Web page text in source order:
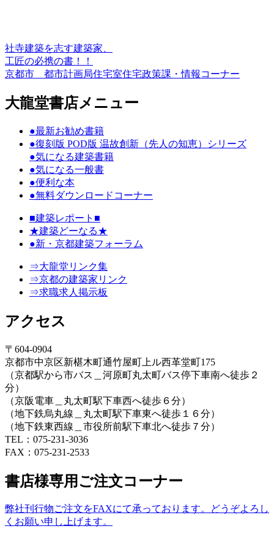
社寺建築を志す建築家、
工匠の必携の書！！
京都市 都市計画局住宅室住宅政策課・情報コーナー
大龍堂書店メニュー
●最新お勧め書籍
●復刻版 POD版 温故創新（先人の知恵）シリーズ
●気になる建築書籍
●気になる一般書
●便利な本
●無料ダウンロードコーナー
■建築レポート■
★建築どーなる★
●新・京都建築フォーラム
⇒大龍堂リンク集
⇒京都の建築家リンク
⇒求職求人掲示板
アクセス
〒604-0904
京都市中京区新椹木町通竹屋町上ル西革堂町175
（京都駅から市バス＿河原町丸太町バス停下車南へ徒歩２
分）
（京阪電車＿丸太町駅下車西へ徒歩６分）
（地下鉄烏丸線＿丸太町駅下車東へ徒歩１６分）
（地下鉄東西線＿市役所前駅下車北へ徒歩７分）
TEL：075-231-3036
FAX：075-231-2533
書店様専用ご注文コーナー
弊社刊行物ご注文をFAXにて承っております。どうぞよろし
くお願い申し上げます。